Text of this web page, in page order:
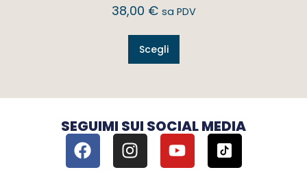
38,00 € sa PDV
Scegli
SEGUIMI SUI SOCIAL MEDIA